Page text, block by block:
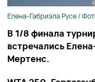
Елена-Габриэла Русе /
В 1/8 финала
встречались
Мертенс.